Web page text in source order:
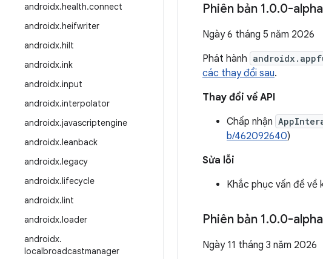
androidx.health.connect
androidx.heifwriter
androidx.hilt
androidx.ink
androidx.input
androidx.interpolator
androidx.javascriptengine
androidx.leanback
androidx.legacy
androidx.lifecycle
androidx.lint
androidx.loader
androidx.
localbroadcastmanager
Phiên bản 1.0.0-
Ngày 6 tháng 5 năm 2026
Phát hành
các thay đổi sau.
Thay đổi về API
Chấp nhận
b/462092640)
Sửa lỗi
Khắc phục vấn đề về
Phiên bản 1.0.0-
Ngày 11 tháng 3 năm 2026